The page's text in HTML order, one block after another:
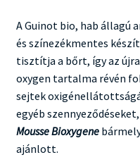
A Guinot bio, hab állagú
és színezékmentes
tisztítja a bőrt, így az
oxygen tartalma révén
sejtek
egyéb
Mousse Bioxygene
ajánlott.